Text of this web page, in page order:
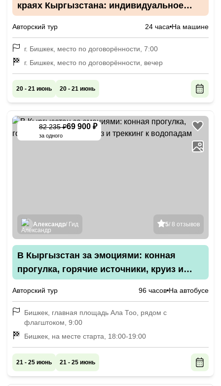
краях Кыргызстана: индивидуальное
Авторский тур 24 часа На машине
г. Бишкек, место по договорённости, 7:00
г. Бишкек, место по договорённости, вечер
20 - 21 июнь 20 - 21 июнь
82 235 ₽69 900 ₽
за одного
5/ 8 отзывов
Александр/ Гид
В Кыргызстан за эмоциями: конная
прогулка, горячие источники, круиз и
Авторский тур 96 часов На автобусе
Бишкек, главная площадь Ала Тоо, рядом с
флагштоком, 9:00
Бишкек, на месте старта, 18:00-19:00
21 - 25 июнь 21 - 25 июнь